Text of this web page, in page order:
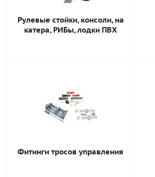
Рулевые стойки, консоли, на
катера, РИБы, лодки ПВХ
Фитинги тросов управления